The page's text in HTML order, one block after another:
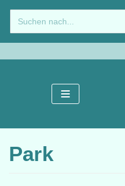
Zum
Inhalt
springen
Park